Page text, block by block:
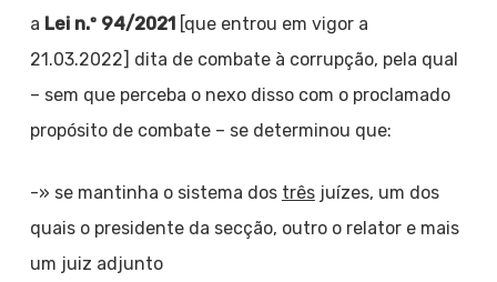
a Lei n.º 94/2021[que entrou em vigor a
21.03.2022] dita de combate à corrupção, pela qual
– sem que perceba o nexo disso com o proclamado
propósito de combate – se determinou que:
-» se mantinha o sistema dos trêsjuízes, um dos
quais o presidente da secção, outro o relator e mais
um juiz adjunto